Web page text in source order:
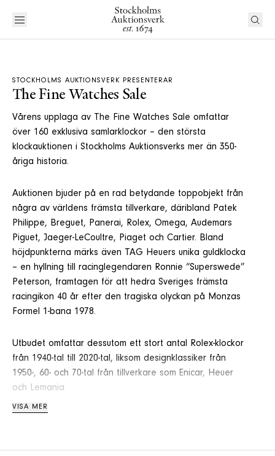
STOCKHOLMS AUKTIONSVERK PRESENTERAR
The Fine Watches Sale
Vårens upplaga av The Fine Watches Sale omfattar
över 160 exklusiva samlarklockor – den största
klockauktionen i Stockholms Auktionsverks mer än 350-
åriga historia.
Auktionen bjuder på en rad betydande toppobjekt från
några av världens främsta tillverkare, däribland Patek
Philippe, Breguet, Panerai, Rolex, Omega, Audemars
Piguet, Jaeger-LeCoultre, Piaget och Cartier. Bland
höjdpunkterna märks även TAG Heuers unika guldklocka
– en hyllning till racinglegendaren Ronnie “Superswede”
Peterson, framtagen för att hedra Sveriges främsta
racingikon 40 år efter den tragiska olyckan på Monzas
Formel 1-bana 1978.
Utbudet omfattar dessutom ett stort antal Rolex-klockor
från 1940-tal till 2020-tal, liksom designklassiker från
1950-, 60- och 70-tal från tillverkare som Enicar, Heuer
och Lemania.
fickurskronograf från 1982, framtagen för att
VISA MER